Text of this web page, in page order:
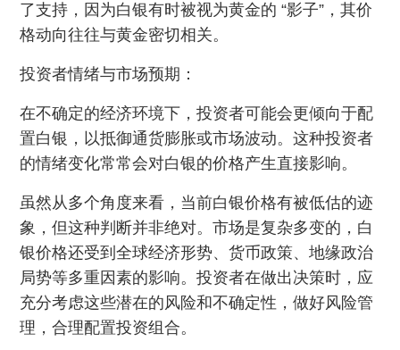
了支持，因为白银有时被视为黄金的 “影子”，其价
格动向往往与黄金密切相关。
投资者情绪与市场预期：
在不确定的经济环境下，投资者可能会更倾向于配
置白银，以抵御通货膨胀或市场波动。这种投资者
的情绪变化常常会对白银的价格产生直接影响。
虽然从多个角度来看，当前白银价格有被低估的迹
象，但这种判断并非绝对。市场是复杂多变的，白
银价格还受到全球经济形势、货币政策、地缘政治
局势等多重因素的影响。投资者在做出决策时，应
充分考虑这些潜在的风险和不确定性，做好风险管
理，合理配置投资组合。